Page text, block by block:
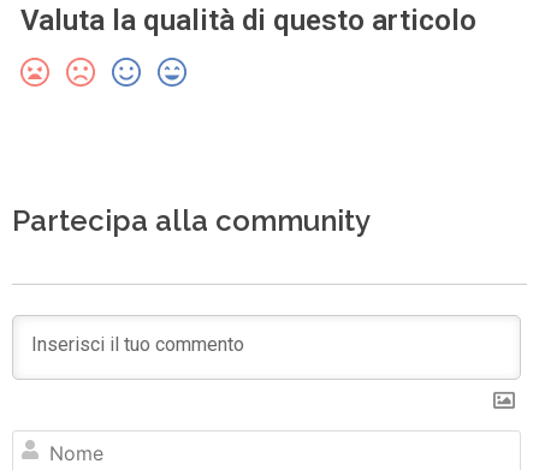
Valuta la qualità di questo articolo
Partecipa alla community